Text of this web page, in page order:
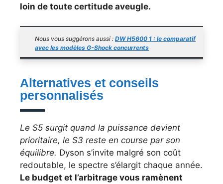
loin de toute certitude aveugle.
Nous vous suggérons aussi : DW H5600 1 : le comparatif
avec les modèles G-Shock concurrents
Alternatives et conseils
personnalisés
Le S5 surgit quand la puissance devient
prioritaire, le S3 reste en course par son
équilibre. Dyson s’invite malgré son coût
redoutable, le spectre s’élargit chaque année.
Le budget et l’arbitrage vous ramènent